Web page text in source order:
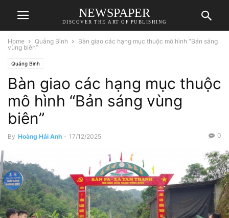
NEWSPAPER
DISCOVER THE ART OF PUBLISHING
Home Quảng Bình
Bàn giao các hạng mục thuộc mô hình “Bản sáng
vùng biên”
Quảng Bình
Bàn giao các hạng mục thuộc
mô hình “Bản sáng vùng
biên”
By Hoàng Hải Anh - 17/12/2025 0